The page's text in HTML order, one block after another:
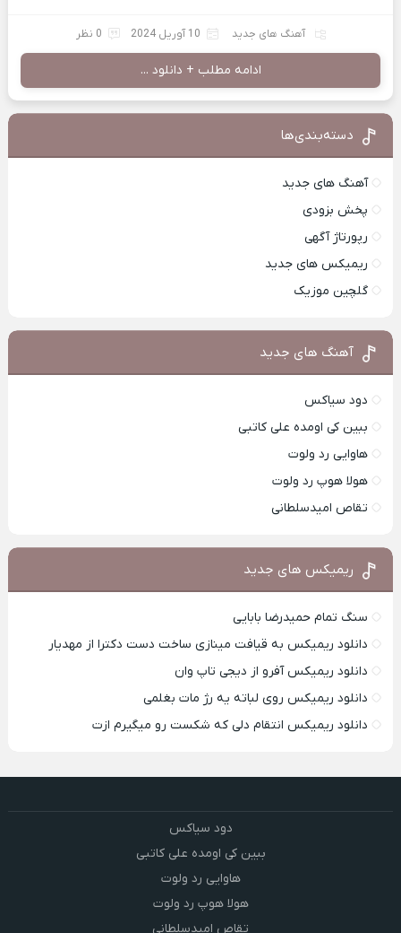
آهنگ های جدید 10 آوریل 2024 0 نظر
ادامه مطلب + دانلود ...
دسته‌بندی‌ها
آهنگ های جدید
پخش بزودی
رپورتاژ آگهی
ریمیکس های جدید
گلچین موزیک
آهنگ های جدید
دود سیاکس
ببین کی اومده علی کاتبی
هاوایی رد ولوت
هولا هوپ رد ولوت
تقاص امیدسلطانی
ریمیکس های جدید
سنگ تمام حمیدرضا بابایی
دانلود ریمیکس به قیافت مینازی ساخت دست دکترا از مهدیار
دانلود ریمیکس آفرو از ديجی تاپ وان
دانلود ریمیکس روی لباته یه رژ مات بغلمی
دانلود ریمیکس انتقام دلی که شکست رو میگیرم ازت
دود سیاکس
ببین کی اومده علی کاتبی
هاوایی رد ولوت
هولا هوپ رد ولوت
تقاص امیدسلطانی